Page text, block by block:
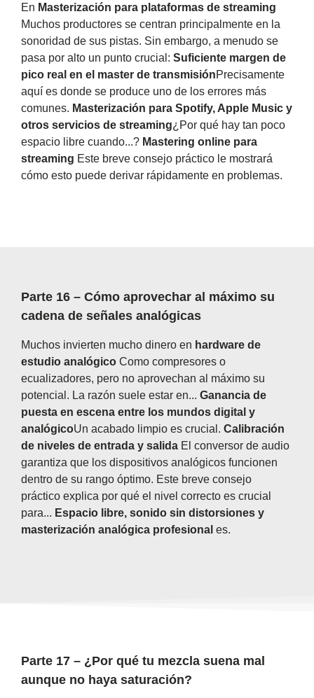
En Masterización para plataformas de streaming
Muchos productores se centran principalmente en la
sonoridad de sus pistas. Sin embargo, a menudo se
pasa por alto un punto crucial: Suficiente margen de
pico real en el master de transmisiónPrecisamente
aquí es donde se produce uno de los errores más
comunes. Masterización para Spotify, Apple Music y
otros servicios de streaming¿Por qué hay tan poco
espacio libre cuando...? Mastering online para
streaming Este breve consejo práctico le mostrará
cómo esto puede derivar rápidamente en problemas.
Parte 16 – Cómo aprovechar al máximo su
cadena de señales analógicas
Muchos invierten mucho dinero en hardware de
estudio analógico Como compresores o
ecualizadores, pero no aprovechan al máximo su
potencial. La razón suele estar en... Ganancia de
puesta en escena entre los mundos digital y
analógicoUn acabado limpio es crucial. Calibración
de niveles de entrada y salida El conversor de audio
garantiza que los dispositivos analógicos funcionen
dentro de su rango óptimo. Este breve consejo
práctico explica por qué el nivel correcto es crucial
para... Espacio libre, sonido sin distorsiones y
masterización analógica profesional es.
Parte 17 – ¿Por qué tu mezcla suena mal
aunque no haya saturación?